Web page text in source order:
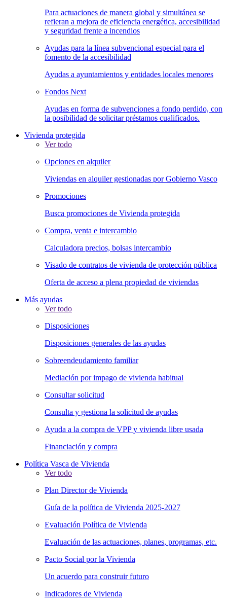
Para actuaciones de manera global y simultánea se
refieran a mejora de eficiencia energética, accesibilidad
y seguridad frente a incendios
Ayudas para la línea subvencional especial para el
fomento de la accesibilidad
Ayudas a ayuntamientos y entidades locales menores
Fondos Next
Ayudas en forma de subvenciones a fondo perdido, con
la posibilidad de solicitar préstamos cualificados.
Vivienda protegida
Ver todo
Opciones en alquiler
Viviendas en alquiler gestionadas por Gobierno Vasco
Promociones
Busca promociones de Vivienda protegida
Compra, venta e intercambio
Calculadora precios, bolsas intercambio
Visado de contratos de vivienda de protección pública
Oferta de acceso a plena propiedad de viviendas
Más ayudas
Ver todo
Disposiciones
Disposiciones generales de las ayudas
Sobreendeudamiento familiar
Mediación por impago de vivienda habitual
Consultar solicitud
Consulta y gestiona la solicitud de ayudas
Ayuda a la compra de VPP y vivienda libre usada
Financiación y compra
Política Vasca de Vivienda
Ver todo
Plan Director de Vivienda
Guía de la política de Vivienda 2025-2027
Evaluación Política de Vivienda
Evaluación de las actuaciones, planes, programas, etc.
Pacto Social por la Vivienda
Un acuerdo para construir futuro
Indicadores de Vivienda